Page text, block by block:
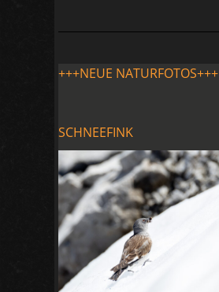
+++NEUE NATURFOTOS+++
SCHNEEFINK